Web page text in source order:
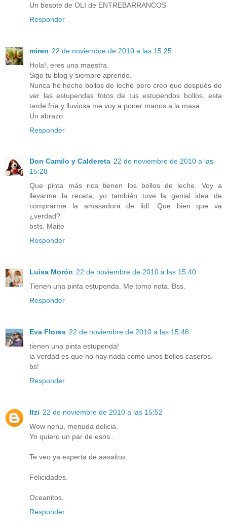
Un besote de OLI de ENTREBARRANCOS
Responder
miren 22 de noviembre de 2010 a las 15:25
Hola!, eres una maestra.
Sigo tu blog y siempre aprendo.
Nunca he hecho bollos de leche pero creo que después de
ver las estupendas fotos de tus estupendos bollos, esta
tarde fría y lluviosa me voy a poner manos a la masa.
Un abrazo.
Responder
Don Camilo y Caldereta 22 de noviembre de 2010 a las
15:28
Que pinta más rica tienen los bollos de leche. Voy a
llevarme la receta, yo también tuve la genial idea de
comprarme la amasadora de lidl. Que bien que va
¿verdad?
bsts. Maite
Responder
Luisa Morón 22 de noviembre de 2010 a las 15:40
Tienen una pinta estupenda. Me tomo nota. Bss.
Responder
Eva Flores 22 de noviembre de 2010 a las 15:46
tienen una pinta estupenda!
la verdad es que no hay nada como unos bollos caseros.
bs!
Responder
Itzi 22 de noviembre de 2010 a las 15:52
Wow nenu, menuda delicia.
Yo quiero un par de esos..
Te veo ya experta de aasaitos.
Felicidades.
Oceanitos.
Responder